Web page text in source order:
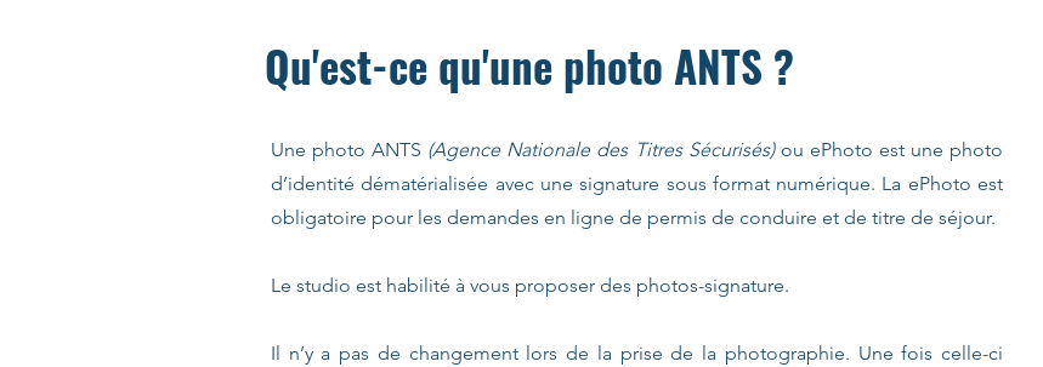
Qu'est-ce qu'une photo ANTS ?
Une photo ANTS (Agence Nationale des Titres Sécurisés)ou ePhoto est une photo
d’identité dématérialisée avec une signature sous format numérique. La ePhoto est
obligatoire pour les demandes en ligne de permis de conduire et de titre de séjour.
Le studio est habilité à vous proposer des photos-signature.
Il n’y a pas de changement lors de la prise de la photographie. Une fois celle-ci